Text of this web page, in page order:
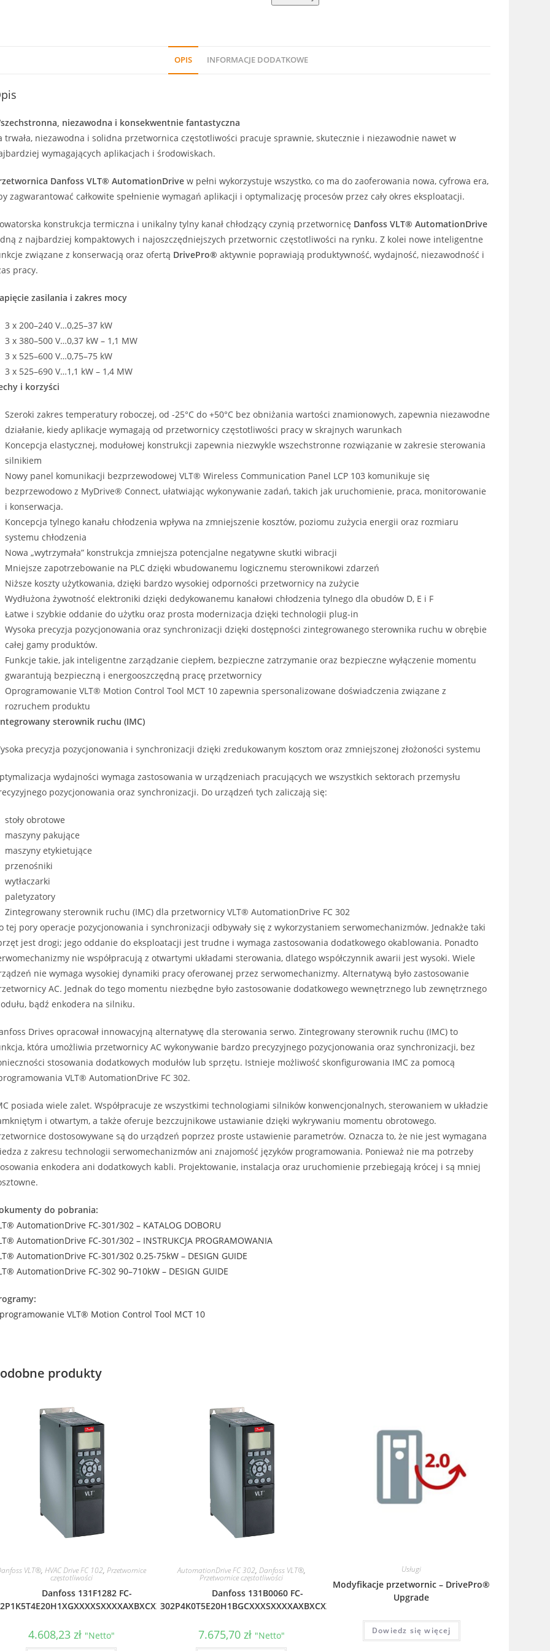
OPIS INFORMACJE DODATKOWE
niezawodna i konsekwentnie fantastyczna
trwała, niezawodna i solidna przetwornica częstotliwości pracuje sprawnie, skutecznie i niezawodnie nawet w
wymagających aplikacjach i środowiskach.
Danfoss VLT® AutomationDrivew pełni wykorzystuje wszystko, co ma do zaoferowania nowa, cyfrowa era,
zagwarantować całkowite spełnienie wymagań aplikacji i optymalizację procesów przez cały okres eksploatacji.
konstrukcja termiczna i unikalny tylny kanał chłodzący czynią przetwornicę Danfoss VLT® AutomationDrive
z najbardziej kompaktowych i najoszczędniejszych przetwornic częstotliwości na rynku. Z kolei nowe inteligentne
związane z konserwacją oraz ofertą DrivePro® aktywnie poprawiają produktywność, wydajność, niezawodność i
pracy.
zasilania i zakres mocy
3 x 200–240 V…0,25–37 kW
3 x 380–500 V…0,37 kW – 1,1 MW
3 x 525–600 V…0,75–75 kW
3 x 525–690 V…1,1 kW – 1,4 MW
i korzyści
Szeroki zakres temperatury roboczej, od -25°C do +50°C bez obniżania wartości znamionowych, zapewnia niezawodne
działanie, kiedy aplikacje wymagają od przetwornicy częstotliwości pracy w skrajnych warunkach
Koncepcja elastycznej, modułowej konstrukcji zapewnia niezwykle wszechstronne rozwiązanie w zakresie sterowania
silnikiem
Nowy panel komunikacji bezprzewodowej VLT® Wireless Communication Panel LCP 103 komunikuje się
bezprzewodowo z MyDrive® Connect, ułatwiając wykonywanie zadań, takich jak uruchomienie, praca, monitorowanie
i konserwacja.
Koncepcja tylnego kanału chłodzenia wpływa na zmniejszenie kosztów, poziomu zużycia energii oraz rozmiaru
systemu chłodzenia
Nowa „wytrzymała” konstrukcja zmniejsza potencjalne negatywne skutki wibracji
Mniejsze zapotrzebowanie na PLC dzięki wbudowanemu logicznemu sterownikowi zdarzeń
Niższe koszty użytkowania, dzięki bardzo wysokiej odporności przetwornicy na zużycie
Wydłużona żywotność elektroniki dzięki dedykowanemu kanałowi chłodzenia tylnego dla obudów D, E i F
Łatwe i szybkie oddanie do użytku oraz prosta modernizacja dzięki technologii plug-in
Wysoka precyzja pozycjonowania oraz synchronizacji dzięki dostępności zintegrowanego sterownika ruchu w obrębie
całej gamy produktów.
Funkcje takie, jak inteligentne zarządzanie ciepłem, bezpieczne zatrzymanie oraz bezpieczne wyłączenie momentu
gwarantują bezpieczną i energooszczędną pracę przetwornicy
Oprogramowanie VLT® Motion Control Tool MCT 10 zapewnia spersonalizowane doświadczenia związane z
rozruchem produktu
sterownik ruchu (IMC)
precyzja pozycjonowania i synchronizacji dzięki zredukowanym kosztom oraz zmniejszonej złożoności systemu
wydajności wymaga zastosowania w urządzeniach pracujących we wszystkich sektorach przemysłu
pozycjonowania oraz synchronizacji. Do urządzeń tych zaliczają się:
stoły obrotowe
maszyny pakujące
maszyny etykietujące
przenośniki
wytłaczarki
paletyzatory
Zintegrowany sterownik ruchu (IMC) dla przetwornicy VLT® AutomationDrive FC 302
tej pory operacje pozycjonowania i synchronizacji odbywały się z wykorzystaniem serwomechanizmów. Jednakże taki
jest drogi; jego oddanie do eksploatacji jest trudne i wymaga zastosowania dodatkowego okablowania. Ponadto
nie współpracują z otwartymi układami sterowania, dlatego współczynnik awarii jest wysoki. Wiele
nie wymaga wysokiej dynamiki pracy oferowanej przez serwomechanizmy. Alternatywą było zastosowanie
AC. Jednak do tego momentu niezbędne było zastosowanie dodatkowego wewnętrznego lub zewnętrznego
bądź enkodera na silniku.
Drives opracował innowacyjną alternatywę dla sterowania serwo. Zintegrowany sterownik ruchu (IMC) to
która umożliwia przetwornicy AC wykonywanie bardzo precyzyjnego pozycjonowania oraz synchronizacji, bez
stosowania dodatkowych modułów lub sprzętu. Istnieje możliwość skonfigurowania IMC za pomocą
VLT® AutomationDrive FC 302.
posiada wiele zalet. Współpracuje ze wszystkimi technologiami silników konwencjonalnych, sterowaniem w układzie
i otwartym, a także oferuje bezczujnikowe ustawianie dzięki wykrywaniu momentu obrotowego.
dostosowywane są do urządzeń poprzez proste ustawienie parametrów. Oznacza to, że nie jest wymagana
z zakresu technologii serwomechanizmów ani znajomość języków programowania. Ponieważ nie ma potrzeby
enkodera ani dodatkowych kabli. Projektowanie, instalacja oraz uruchomienie przebiegają krócej i są mniej
do pobrania:
AutomationDrive FC-301/302 – KATALOG DOBORU
AutomationDrive FC-301/302 – INSTRUKCJA PROGRAMOWANIA
AutomationDrive FC-301/302 0.25-75kW – DESIGN GUIDE
AutomationDrive FC-302 90–710kW – DESIGN GUIDE
VLT® Motion Control Tool MCT 10
produkty
VLT®,HVAC Drive FC 102,Przetwornice
częstotliwości
Danfoss 131F1282 FC-
4.608,23 zł "Netto"
AutomationDrive FC 302, Danfoss VLT®,
Przetwornice częstotliwości
Danfoss 131B0060 FC-
302P4K0T5E20H1BGCXXXSXXXXAXBXCXXXXDX
7.675,70 zł "Netto"
Usługi
Modyfikacje przetwornic – DrivePro®
Upgrade
Dowiedz się więcej